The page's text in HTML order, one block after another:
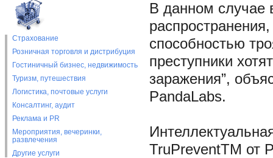
Страхование
Розничная торговля и дистрибуция
Гостиничный бизнес, недвижимость
Туризм, путешествия
Логистика, почтовые услуги
Консалтинг, аудит
Реклама и PR
Мероприятия, вечеринки,
развлечения
Другие услуги
В данном случае
способностью
преступники
заражения”,
PandaLabs.
TruPreventTM от